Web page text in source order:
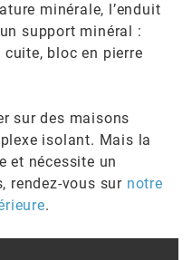
minérale, l’enduit
support minéral :
cuite, bloc en pierre
sur des maisons
isolant. Mais la
et nécessite un
rendez-vous sur notre
.